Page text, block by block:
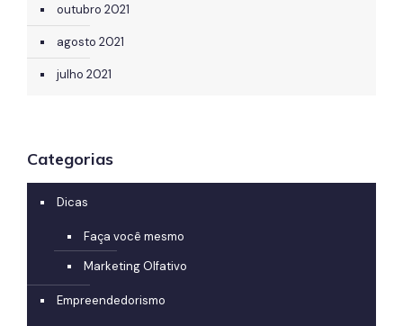
outubro 2021
agosto 2021
julho 2021
Categorias
Dicas
Faça você mesmo
Marketing Olfativo
Empreendedorismo